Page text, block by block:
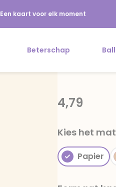
Een kaart voor elk moment
Beterschap
4,79
Kies het
Papier